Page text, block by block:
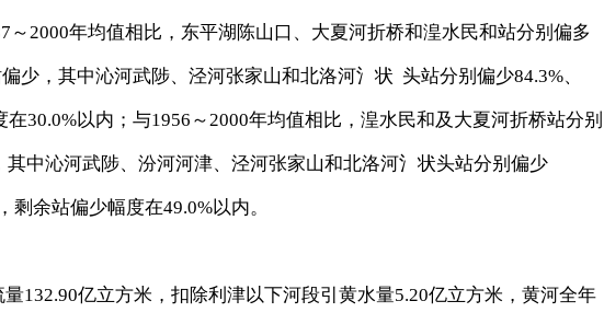
～2000年均值相比，东平湖陈山口、大夏河折桥和湟水民和站分别偏多
少，其中沁河武陟、泾河张家山和北洛河氵状 头站分别偏少84.3%、
在30.0%以内；与1956～2000年均值相比，湟水民和及大夏河折桥站分别
其中沁河武陟、汾河河津、泾河张家山和北洛河氵状头站分别偏少
剩余站偏少幅度在49.0%以内。
亿立方米，扣除利津以下河段引黄水量5.20亿立方米，黄河全年